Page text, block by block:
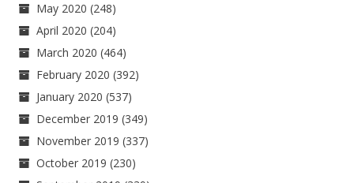
May 2020 (248)
April 2020 (204)
March 2020 (464)
February 2020 (392)
January 2020 (537)
December 2019 (349)
November 2019 (337)
October 2019 (230)